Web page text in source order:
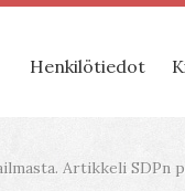
Henkilötiedot
Artikkeli SDPn